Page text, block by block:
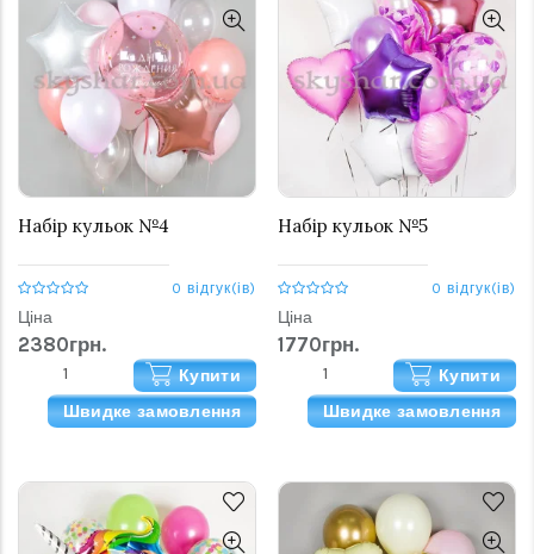
Набір кульок №4
0 відгук(ів)
Ціна
2380грн.
Купити
Швидке замовлення
Набір кульок №5
0 відгук(ів)
Ціна
1770грн.
Купити
Швидке замовлення